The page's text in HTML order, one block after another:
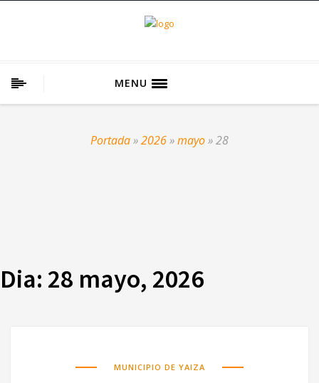
MENU
Portada»2026»mayo»28
Dia: 28 mayo, 2026
MUNICIPIO DE YAIZA